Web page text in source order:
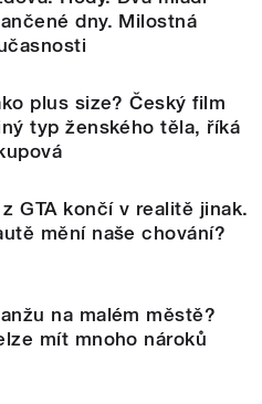
dny. Milostná
plus size? Český film
typ ženského těla, říká
GTA končí v realitě jinak.
mění naše chování?
na malém městě?
mít mnoho nároků